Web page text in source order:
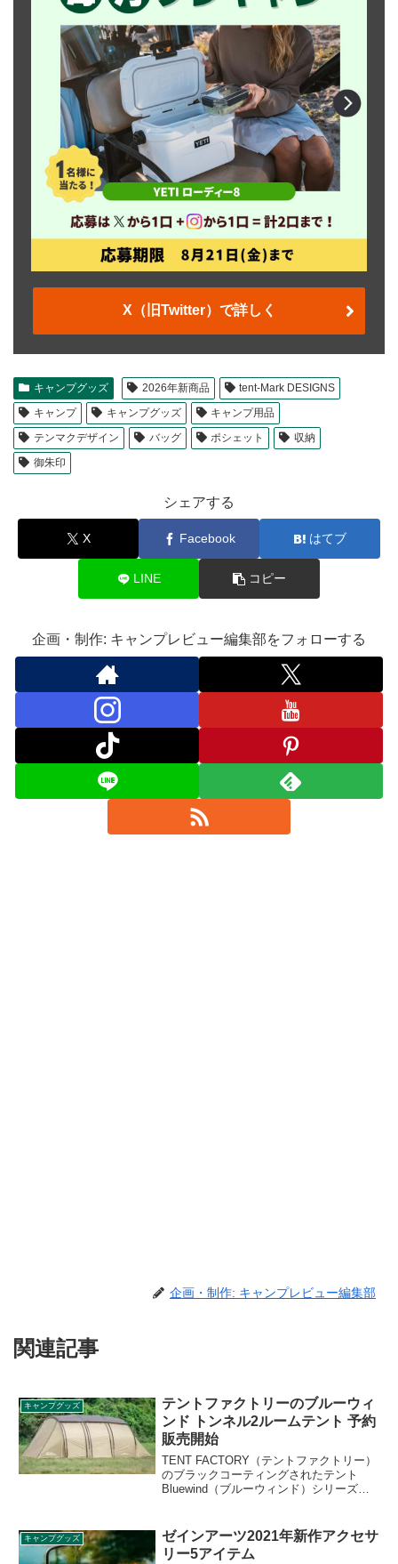
X（旧Twitter）で詳しく
キャンプグッズ 2026年新商品
tent-Mark DESIGNS
キャンプ
キャンプグッズ
キャンプ用品
テンマクデザイン
バッグ ポシェット
収納
御朱印
シェアする
X Facebook はてブ
LINE コピー
企画・制作: キャンプレビュー編集部をフォローする
企画・制作: キャンプレビュー編集部
関連記事
キャンプグッズ
テントファクトリーのブルーウィ
ンド トンネル2ルームテント 予約
販売開始
TENT FACTORY（テントファクトリー）
のブラックコーティングされたテント
Bluewind（ブルーウィンド）シリーズに
約販売が始まっています。詳細をレビュ
ーします。
キャンプグッズ
ゼインアーツ2021年新作アクセサ
リー5アイテム